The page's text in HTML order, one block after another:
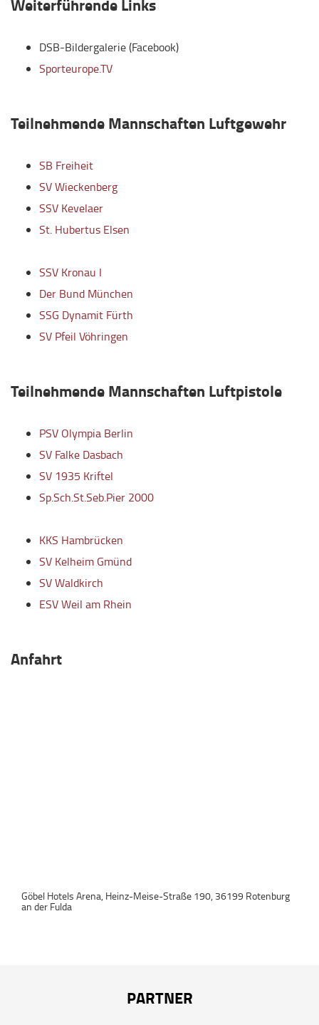
DSB-Bildergalerie (Facebook)
Sporteurope.TV
Teilnehmende Mannschaften Luftgewehr
SB Freiheit
SV Wieckenberg
SSV Kevelaer
St. Hubertus Elsen
SSV Kronau I
Der Bund München
SSG Dynamit Fürth
SV Pfeil Vöhringen
Teilnehmende Mannschaften Luftpistole
PSV Olympia Berlin
SV Falke Dasbach
SV 1935 Kriftel
Sp.Sch.St.Seb.Pier 2000
KKS Hambrücken
SV Kelheim Gmünd
SV Waldkirch
ESV Weil am Rhein
Anfahrt
Göbel Hotels Arena, Heinz-Meise-Straße 190, 36199 Rotenburg
an der Fulda
PARTNER